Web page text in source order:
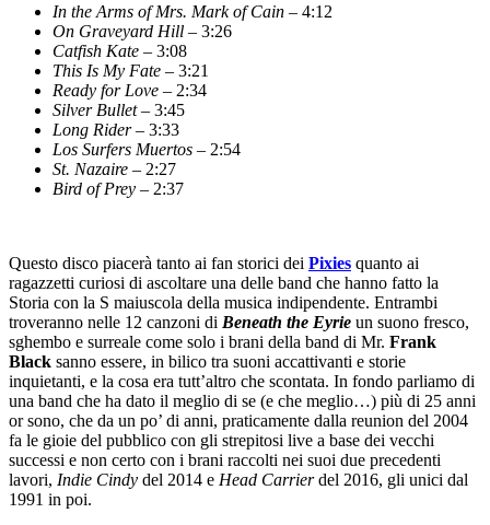
In the Arms of Mrs. Mark of Cain – 4:12
On Graveyard Hill – 3:26
Catfish Kate – 3:08
This Is My Fate – 3:21
Ready for Love – 2:34
Silver Bullet– 3:45
Long Rider– 3:33
Los Surfers Muertos – 2:54
St. Nazaire – 2:27
Bird of Prey – 2:37
Questo disco piacerà tanto ai fan storici dei Pixies quanto ai
ragazzetti curiosi di ascoltare una delle band che hanno fatto la
Storia con la S maiuscola della musica indipendente. Entrambi
troveranno nelle 12 canzoni di Beneath the Eyrie un suono fresco,
sghembo e surreale come solo i brani della band di Mr. Frank
Black sanno essere, in bilico tra suoni accattivanti e storie
inquietanti, e la cosa era tutt’altro che scontata. In fondo parliamo di
una band che ha dato il meglio di se (e che meglio…) più di 25 anni
or sono, che da un po’ di anni, praticamente dalla reunion del 2004
fa le gioie del pubblico con gli strepitosi live a base dei vecchi
successi e non certo con i brani raccolti nei suoi due precedenti
lavori, Indie Cindy del 2014 e Head Carrierdel 2016, gli unici dal
1991 in poi.